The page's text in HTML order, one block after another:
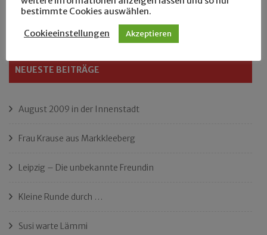
Suchen
NEUESTE BEITRÄGE
August 2009 in der Innenstadt
Frau Krause aus Markkleeberg
Leipzig – Die unbekannte Freundin
Kleine Runde durch …
Susi warte Lämmi
bestimmte Cookies auswählen.
Cookieeinstellungen Akzeptieren